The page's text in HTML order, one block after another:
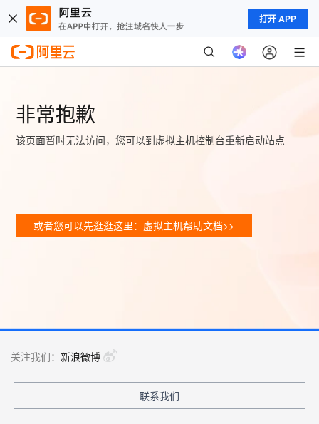
打开 APP
非常抱歉
该页面暂时无法访问，您可以到虚拟主机控制台重新启动站点
或者您可以先逛逛这里：虚拟主机帮助文档>>